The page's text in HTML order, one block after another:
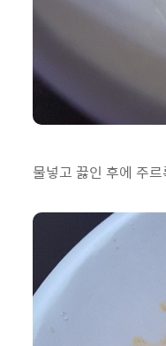
물넣고 끓인 후에 주